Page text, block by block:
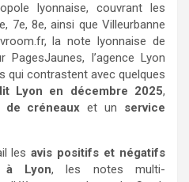
lyonnaise, couvrant les
7e, 8e, ainsi que Villeurbanne
la note lyonnaise de
PagesJaunes, l’agence Lyon
qui contrastent avec quelques
Lyon en décembre 2025,
de créneaux et un service
lesavis positifs et négatifs
à Lyon, les notes multi-